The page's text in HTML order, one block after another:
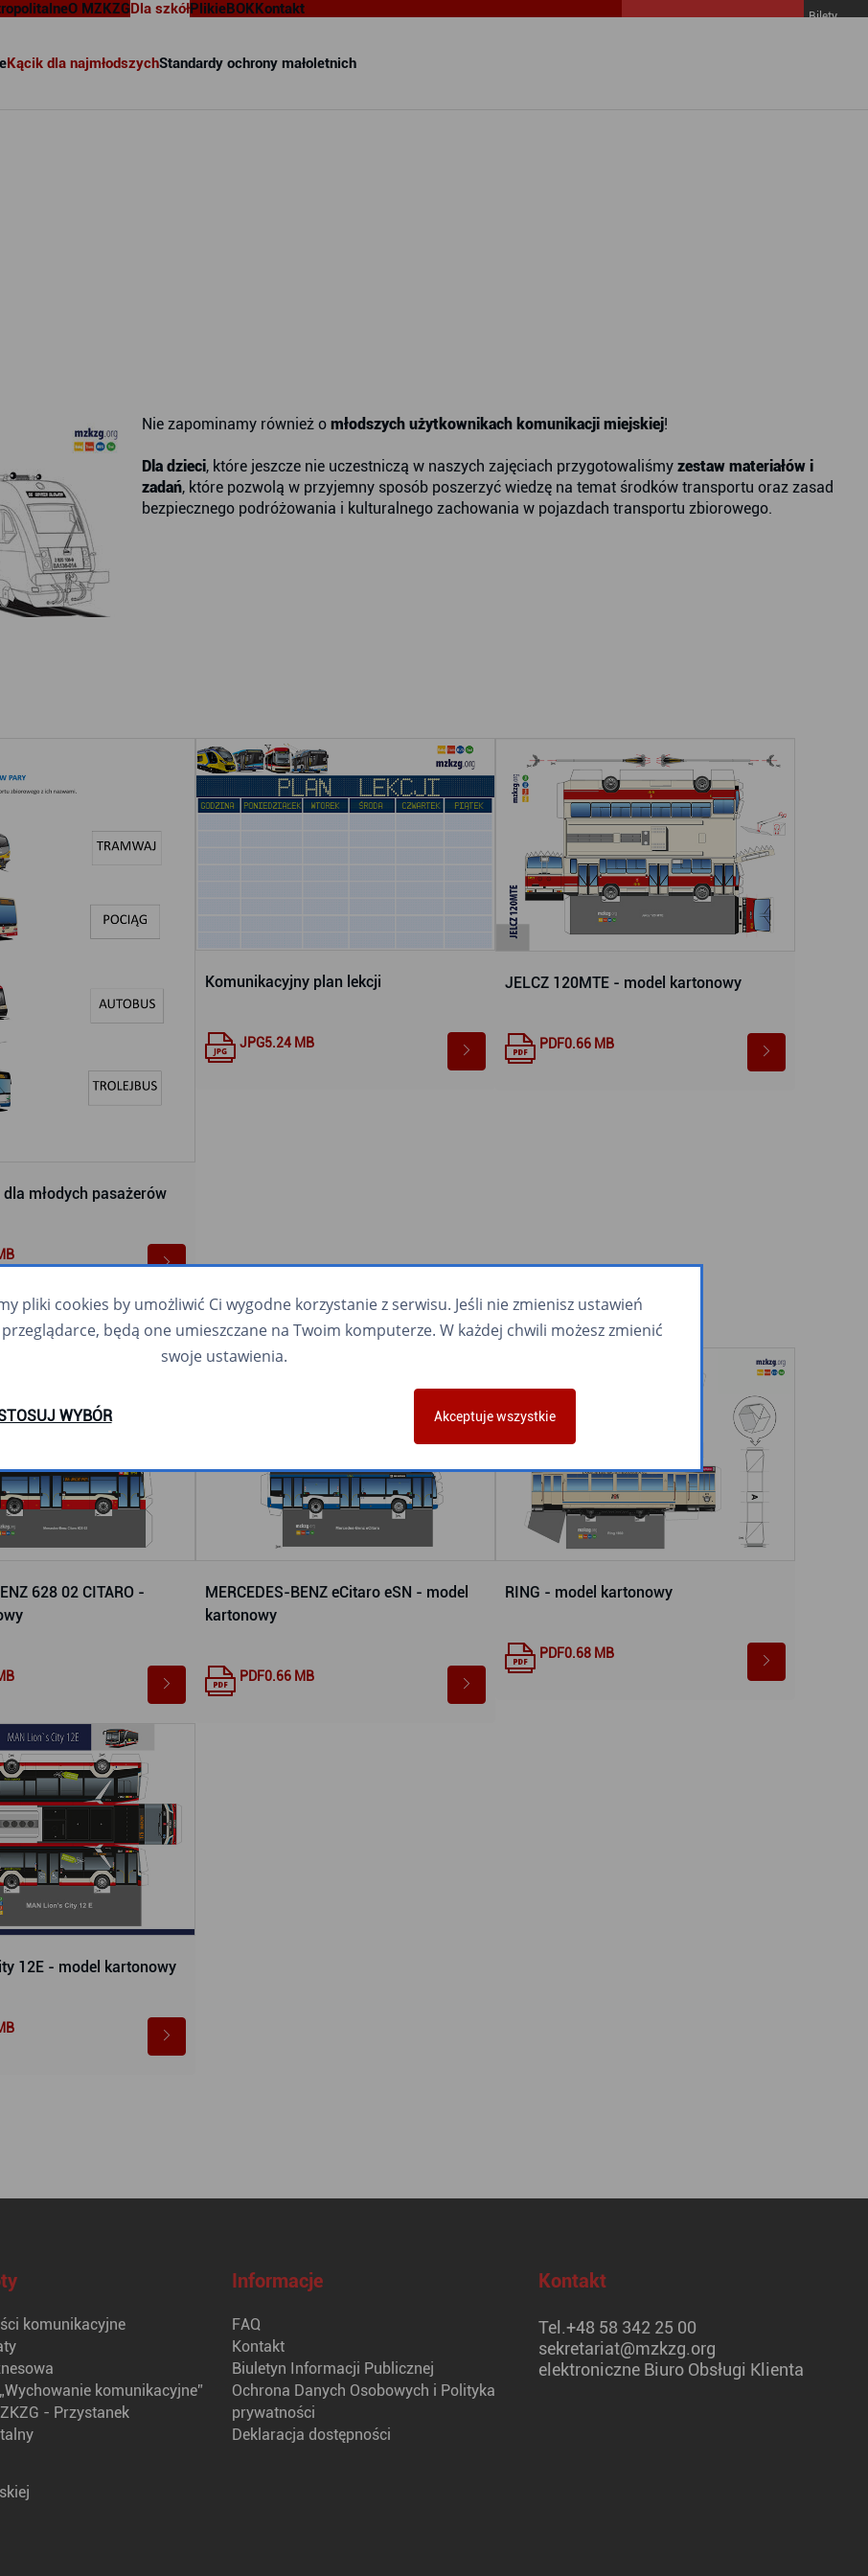
O MZKZGDla szkół
Kącik dla najmłodszychStandardy ochrony małoletnich
PlikieBOKKontakt
Bilety
Nie zapominamy również o młodszych użytkownikach komunikacji miejskiej!
Dla dzieci, które jeszcze nie uczestniczą w naszych zajęciach przygotowaliśmy zestaw materiałów i
zadań, które pozwolą w przyjemny sposób poszerzyć wiedzę na temat środków transportu oraz zasad
bezpiecznego podróżowania i kulturalnego zachowania w pojazdach transportu zbiorowego.
młodych pasażerów
Komunikacyjny plan lekcji
JPG5.24 MB
JELCZ 120MTE - model kartonowy
PDF0.66 MB
628 02 CITARO -
MERCEDES-BENZ eCitaro eSN - model
kartonowy
PDF0.66 MB
RING - model kartonowy
PDF0.68 MB
12E - model kartonowy
komunikacyjne
komunikacyjne”
- Przystanek
Informacje
FAQ
Kontakt
Biuletyn Informacji Publicznej
Ochrona Danych Osobowych i Polityka
prywatności
Deklaracja dostępności
Kontakt
Tel.+48 58 342 25 00
sekretariat@mzkzg.org
elektroniczne Biuro Obsługi Klienta
pliki cookies by umożliwić Ci wygodne korzystanie z serwisu. Jeśli nie zmienisz ustawień
będą one umieszczane na Twoim komputerze. W każdej chwili możesz zmienić
swoje ustawienia.
WYBÓR Akceptuje wszystkie